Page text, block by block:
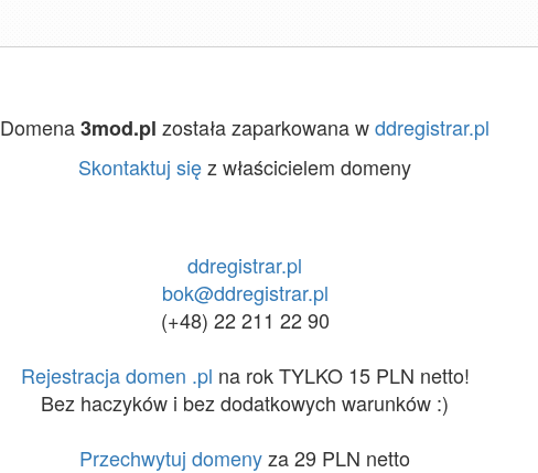
Domena3mod.pl została zaparkowana wddregistrar.pl
Skontaktuj sięz właścicielem domeny
ddregistrar.pl
bok@ddregistrar.pl
(+48) 22 211 22 90
Rejestracja domen .pl na rok TYLKO 15 PLN netto!
Bez haczyków i bez dodatkowych warunków :)
Przechwytuj domenyza 29 PLN netto